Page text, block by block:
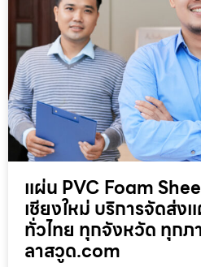
แผ่น PVC Foam
เชียงใหม่ บริการจัดส่
ทั่วไทย ทุกจังหวัด ทุก
ลาสวูด.com